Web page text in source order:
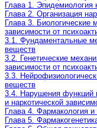
Глава 1. Эпидемиология
Глава 2. Организация
Глава 3. Биологические
зависимости от
3.1. Фундаментальные
веществ
3.2. Генетические
зависимости от
3.3.
веществ
3.4. Нарушения функций
и наркотической
Глава 4. Фармакология
Глава 5.